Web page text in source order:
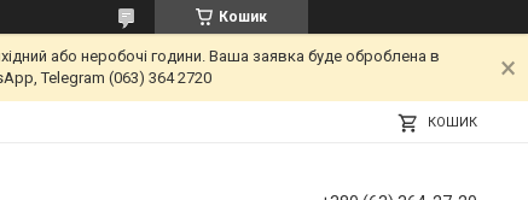
Кошик
або неробочі години. Ваша заявка буде оброблена в
Telegram (063) 364 2720
КОШИК